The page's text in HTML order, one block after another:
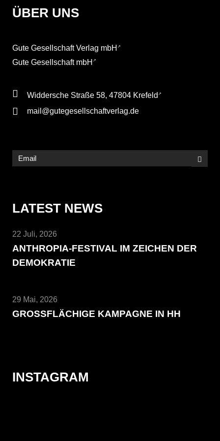
ÜBER UNS
Gute Gesellschaft Verlag mbH
Gute Gesellschaft mbH
Widdersche Straße 58, 47804 Krefeld
mail@gutegesellschaftverlag.de
LATEST NEWS
ANTHROPIA-FESTIVAL IM ZEICHEN DER
DEMOKRATIE
22 Juli, 2026
GROSSFLÄCHIGE KAMPAGNE IN HH
29 Mai, 2026
INSTAGRAM